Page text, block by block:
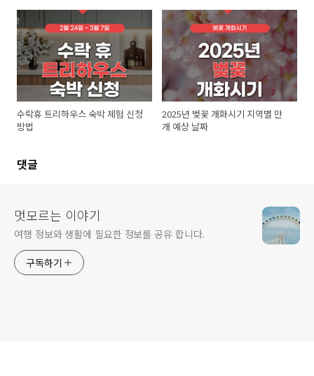
수락휴 트리하우스 숙박 체험 신청
방법
2025년 벚꽃 개화시기 지역별 만
개 예상 날짜
댓글
멋모르는 이야기
여행 정보와 생활에 필요한 정보를 공유 합니다.
구독하기